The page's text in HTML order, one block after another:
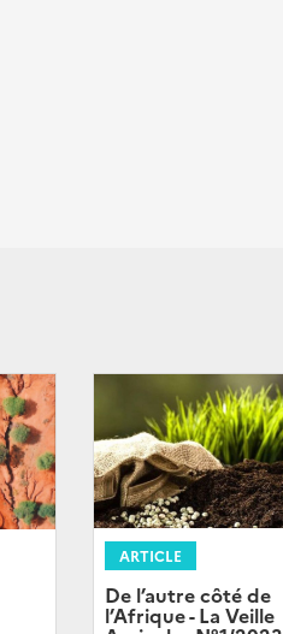
ARTICLE
De l’autre côté de
l’Afrique - La Veille